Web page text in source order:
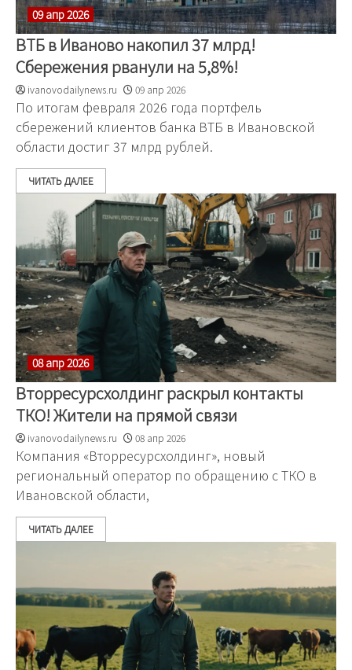
09 апр 2026
ВТБ в Иваново накопил 37 млрд!
Сбережения рванули на 5,8%!
ivanovodailynews.ru 09 апр 2026
По итогам февраля 2026 года портфель
сбережений клиентов банка ВТБ в Ивановской
области достиг 37 млрд рублей.
ЧИТАТЬ ДАЛЕЕ
08 апр 2026
Вторресурсхолдинг раскрыл контакты
ТКО! Жители на прямой связи
ivanovodailynews.ru 08 апр 2026
Компания «Вторресурсхолдинг», новый
региональный оператор по обращению с ТКО в
Ивановской области,
ЧИТАТЬ ДАЛЕЕ